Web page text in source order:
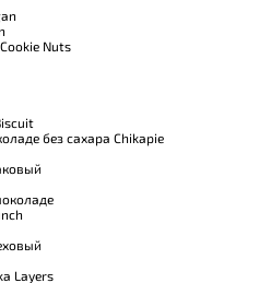
Nuts
без сахара Chikapie
Layers